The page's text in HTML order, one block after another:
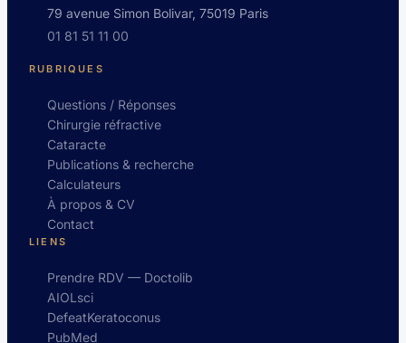
79 avenue Simon Bolivar, 75019 Paris
01 81 51 11 00
RUBRIQUES
Questions / Réponses
Chirurgie réfractive
Cataracte
Publications & recherche
Calculateurs
À propos & CV
Contact
LIENS
Prendre RDV — Doctolib
AIOLsci
DefeatKeratoconus
PubMed